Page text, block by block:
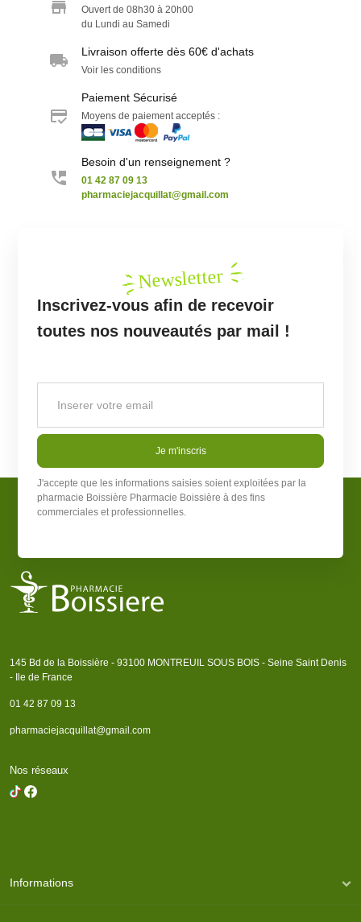
Ouvert de 08h30 à 20h00
du Lundi au Samedi
Livraison offerte dès 60€ d'achats
Voir les conditions
Paiement Sécurisé
Moyens de paiement acceptés :
Besoin d'un renseignement ?
01 42 87 09 13
pharmaciejacquillat@gmail.com
Newsletter
Inscrivez-vous afin de recevoir
toutes nos nouveautés par mail !
Je m'inscris
J'accepte que les informations saisies soient exploitées par la
pharmacie Boissière Pharmacie Boissière à des fins
commerciales et professionnelles.
145 Bd de la Boissière - 93100 MONTREUIL SOUS BOIS - Seine Saint Denis
- Ile de France
01 42 87 09 13
pharmaciejacquillat@gmail.com
Nos réseaux
Informations